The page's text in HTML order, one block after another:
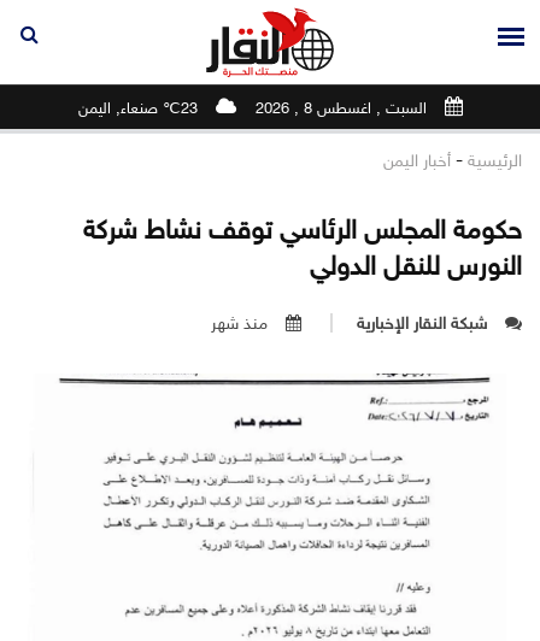
السبت , اغسطس 8 , 2026 23℃ صنعاء, اليمن
الرئيسية - أخبار اليمن
حكومة المجلس الرئاسي توقف نشاط شركة
النورس للنقل الدولي
شبكة النقار الإخبارية منذ شهر